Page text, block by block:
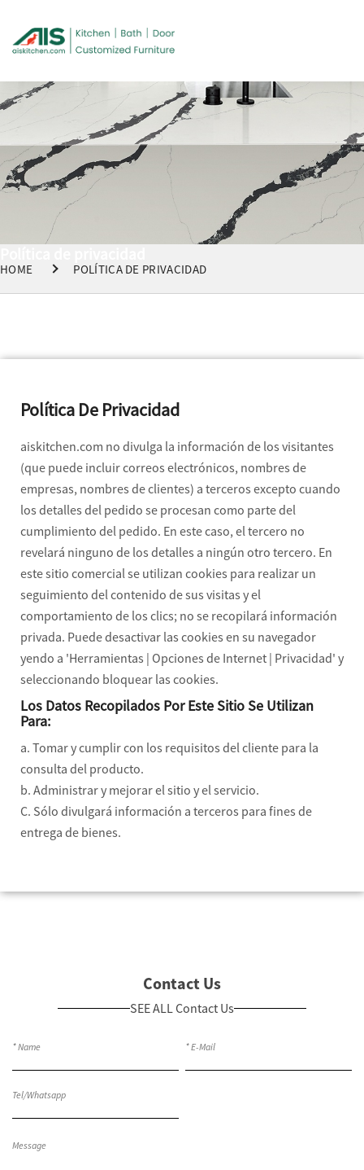
HOME POLÍTICA DE PRIVACIDAD
Política De Privacidad
aiskitchen.com no divulga la información de los visitantes
(que puede incluir correos electrónicos, nombres de
empresas, nombres de clientes) a terceros excepto cuando
los detalles del pedido se procesan como parte del
cumplimiento del pedido. En este caso, el tercero no
revelará ninguno de los detalles a ningún otro tercero. En
este sitio comercial se utilizan cookies para realizar un
seguimiento del contenido de sus visitas y el
comportamiento de los clics; no se recopilará información
privada. Puede desactivar las cookies en su navegador
yendo a 'Herramientas | Opciones de Internet | Privacidad' y
seleccionando bloquear las cookies.
Los Datos Recopilados Por Este Sitio Se Utilizan
Para:
a. Tomar y cumplir con los requisitos del cliente para la
consulta del producto.
b. Administrar y mejorar el sitio y el servicio.
C. Sólo divulgará información a terceros para fines de
entrega de bienes.
Contact Us
SEE ALL Contact Us